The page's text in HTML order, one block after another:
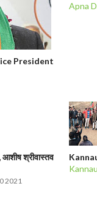
President
Apna
श्रीवास्तव
2021